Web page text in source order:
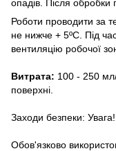
опадів. Після
Роботи проводити за
не нижче + 5ºС. Під
вентиляцію робочої
Витрата: 100 - 250
поверхні.
Заходи безпеки:
Обов'язково